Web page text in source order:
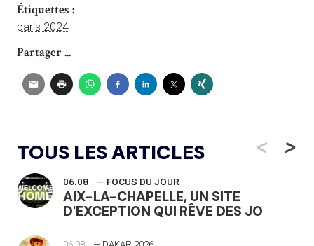
Étiquettes :
paris 2024
Partager ...
TOUS LES ARTICLES <
06.08 — FOCUS DU JOUR
AIX-LA-CHAPELLE, UN SITE
D'EXCEPTION QUI RÊVE DES JO
>